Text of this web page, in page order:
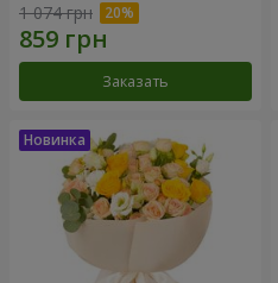
1 074 грн
Заказать